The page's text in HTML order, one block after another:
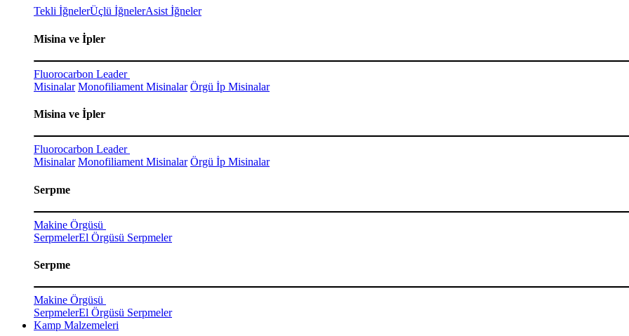
Tekli İğnelerÜçlü İğnelerAsist İğneler
Misina ve İpler
Fluorocarbon Leader
Misinalar Monofiliament Misinalar Örgü İp Misinalar
Misina ve İpler
Fluorocarbon Leader
Misinalar Monofiliament Misinalar Örgü İp Misinalar
Serpme
Makine Örgüsü
SerpmelerEl Örgüsü Serpmeler
Serpme
Makine Örgüsü
SerpmelerEl Örgüsü Serpmeler
Kamp Malzemeleri